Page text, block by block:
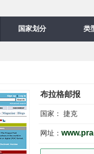
国家划分 类
布拉格邮报
国家： 捷克
网址：